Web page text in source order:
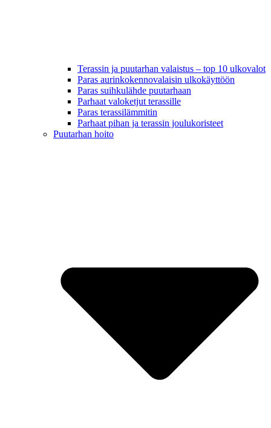
Terassin ja puutarhan valaistus – top 10 ulkovalot
Paras aurinkokennovalaisin ulkokäyttöön
Paras suihkulähde puutarhaan
Parhaat valoketjut terassille
Paras terassilämmitin
Parhaat pihan ja terassin joulukoristeet
Puutarhan hoito